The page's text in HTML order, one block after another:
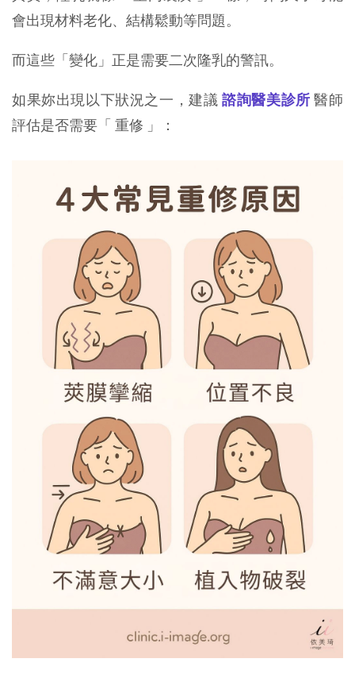
會出現材料老化、結構鬆動等問題。
而這些「變化」正是需要二次隆乳的警訊。
如果妳出現以下狀況之一，建議諮詢醫美診所 醫師
評估是否需要「 重修 」：